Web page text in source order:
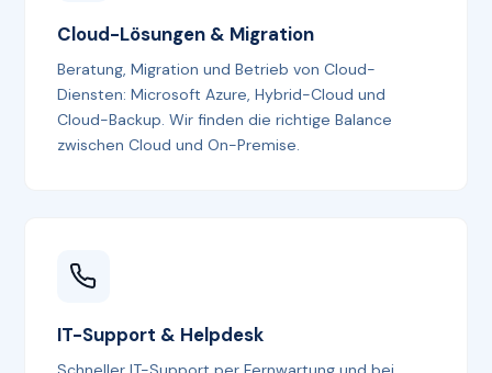
Cloud-Lösungen & Migration
Beratung, Migration und Betrieb von Cloud-
Diensten: Microsoft Azure, Hybrid-Cloud und
Cloud-Backup. Wir finden die richtige Balance
zwischen Cloud und On-Premise.
IT-Support & Helpdesk